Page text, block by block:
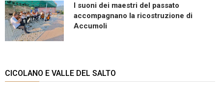
I suoni dei maestri del passato
accompagnano la ricostruzione di
Accumoli
CICOLANO E VALLE DEL SALTO